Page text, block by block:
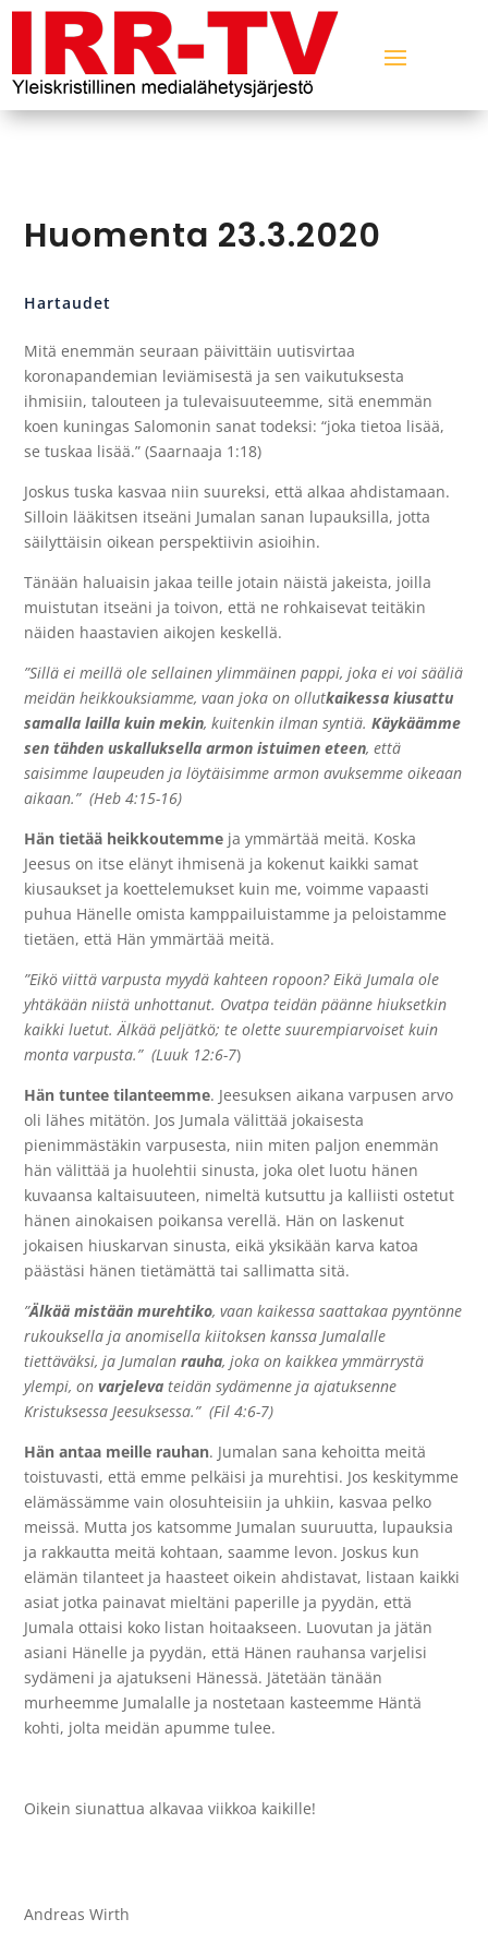
Huomenta 23.3.2020
Hartaudet
Mitä enemmän seuraan päivittäin uutisvirtaa
koronapandemian leviämisestä ja sen vaikutuksesta
ihmisiin, talouteen ja tulevaisuuteemme, sitä enemmän
koen kuningas Salomonin sanat todeksi: “joka tietoa lisää,
se tuskaa lisää.” (Saarnaaja 1:18)
Joskus tuska kasvaa niin suureksi, että alkaa ahdistamaan.
Silloin lääkitsen itseäni Jumalan sanan lupauksilla, jotta
säilyttäisin oikean perspektiivin asioihin.
Tänään haluaisin jakaa teille jotain näistä jakeista, joilla
muistutan itseäni ja toivon, että ne rohkaisevat teitäkin
näiden haastavien aikojen keskellä.
”Sillä ei meillä ole sellainen ylimmäinen pappi, joka ei voi sääliä
meidän heikkouksiamme, vaan joka on ollutkaikessa kiusattu
samalla lailla kuin mekin, kuitenkin ilman syntiä.Käykäämme
sen tähden uskalluksella armon istuimen eteen, että
saisimme laupeuden ja löytäisimme armon avuksemme oikeaan
aikaan.” (Heb 4:15-16)
Hän tietää heikkoutemme ja ymmärtää meitä. Koska
Jeesus on itse elänyt ihmisenä ja kokenut kaikki samat
kiusaukset ja koettelemukset kuin me, voimme vapaasti
puhua Hänelle omista kamppailuistamme ja peloistamme
tietäen, että Hän ymmärtää meitä.
”Eikö viittä varpusta myydä kahteen ropoon? Eikä Jumala ole
yhtäkään niistä unhottanut. Ovatpa teidän päänne hiuksetkin
kaikki luetut. Älkää peljätkö; te olette suurempiarvoiset kuin
monta varpusta.” (Luuk 12:6-7)
Hän tuntee tilanteemme. Jeesuksen aikana varpusen arvo
oli lähes mitätön. Jos Jumala välittää jokaisesta
pienimmästäkin varpusesta, niin miten paljon enemmän
hän välittää ja huolehtii sinusta, joka olet luotu hänen
kuvaansa kaltaisuuteen, nimeltä kutsuttu ja kalliisti ostetut
hänen ainokaisen poikansa verellä. Hän on laskenut
jokaisen hiuskarvan sinusta, eikä yksikään karva katoa
päästäsi hänen tietämättä tai sallimatta sitä.
”Älkää mistään murehtiko, vaan kaikessa saattakaa pyyntönne
rukouksella ja anomisella kiitoksen kanssa Jumalalle
tiettäväksi, ja Jumalanrauha, joka on kaikkea ymmärrystä
ylempi, onvarjeleva teidän sydämenne ja ajatuksenne
Kristuksessa Jeesuksessa.” (Fil 4:6-7)
Hän antaa meille rauhan. Jumalan sana kehoitta meitä
toistuvasti, että emme pelkäisi ja murehtisi. Jos keskitymme
elämässämme vain olosuhteisiin ja uhkiin, kasvaa pelko
meissä. Mutta jos katsomme Jumalan suuruutta, lupauksia
ja rakkautta meitä kohtaan, saamme levon. Joskus kun
elämän tilanteet ja haasteet oikein ahdistavat, listaan kaikki
asiat jotka painavat mieltäni paperille ja pyydän, että
Jumala ottaisi koko listan hoitaakseen. Luovutan ja jätän
asiani Hänelle ja pyydän, että Hänen rauhansa varjelisi
sydämeni ja ajatukseni Hänessä. Jätetään tänään
murheemme Jumalalle ja nostetaan kasteemme Häntä
kohti, jolta meidän apumme tulee.
Oikein siunattua alkavaa viikkoa kaikille!
Andreas Wirth